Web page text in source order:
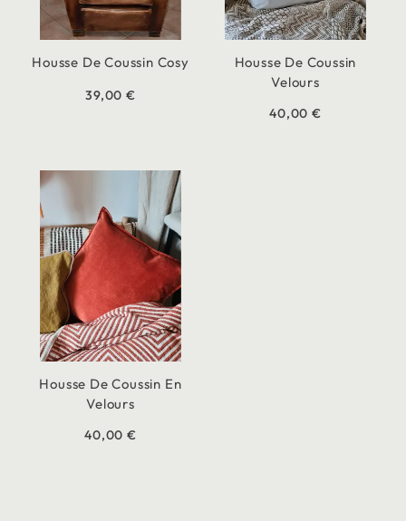
Housse De Coussin Cosy
39,00 €
Housse De Coussin
Velours
40,00 €
Housse De Coussin En
Velours
40,00 €